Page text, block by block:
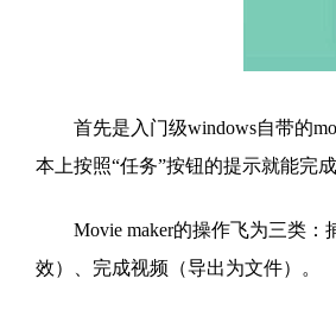
首先是入门级windows自带的
本上按照“任务”按钮的提示就能完
Movie maker的操作飞为三类：
效）、完成视频（导出为文件）。